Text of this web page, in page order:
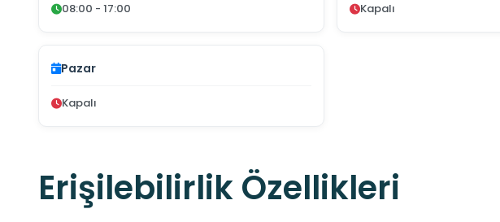
08:00 - 17:00 Kapalı
Pazar
Kapalı
Erişilebilirlik Özellikleri